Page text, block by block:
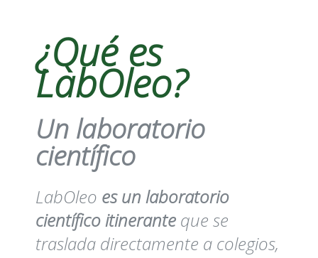
¿Qué es
LabOleo?
Un laboratorio
científico
LabOleo es un laboratorio
científico itinerante que se
traslada directamente a colegios,